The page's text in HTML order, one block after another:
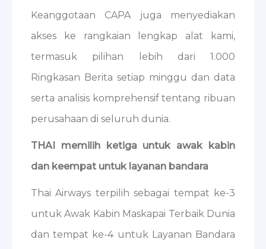
Keanggotaan CAPA juga menyediakan
akses ke rangkaian lengkap alat kami,
termasuk pilihan lebih dari 1.000
Ringkasan Berita setiap minggu dan data
serta analisis komprehensif tentang ribuan
perusahaan di seluruh dunia.
THAI memilih ketiga untuk awak kabin
dan keempat untuk layanan bandara
Thai Airways terpilih sebagai tempat ke-3
untuk Awak Kabin Maskapai Terbaik Dunia
dan tempat ke-4 untuk Layanan Bandara